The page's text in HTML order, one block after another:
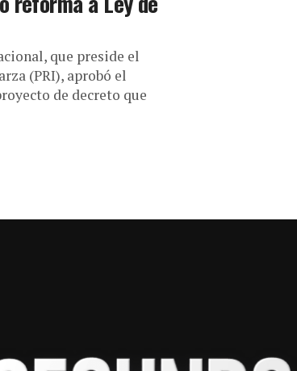
que preside el
(PRI), aprobó el
de decreto que